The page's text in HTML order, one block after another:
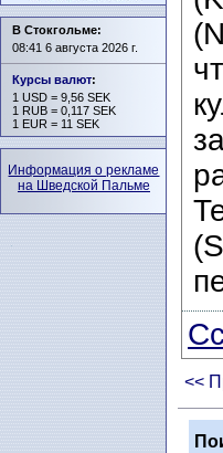
<<
В Стокгольме:
08:41 6 августа 2026 г.
Курсы валют:
1 USD = 9,56 SEK
1 RUB = 0,117 SEK
1 EUR = 11 SEK
Информация о рекламе
на Шведской Пальме